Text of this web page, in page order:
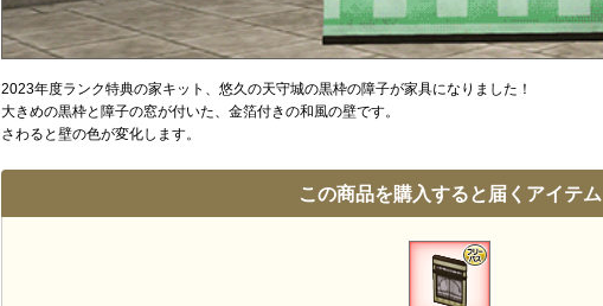
2023年度ランク特典の家キット、悠久の天守城の黒枠の障子が家具になりました！
大きめの黒枠と障子の窓が付いた、金箔付きの和風の壁です。
さわると壁の色が変化します。
この商品を購入すると届くアイテム